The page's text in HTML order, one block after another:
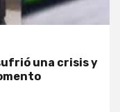
una crisis y